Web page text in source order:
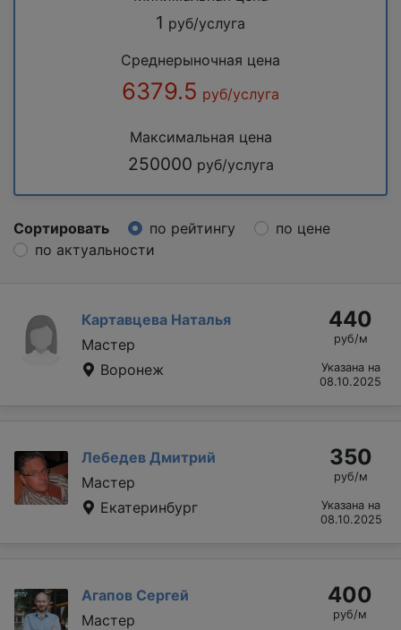
1 руб/услуга
Среднерыночная цена
6379.5 руб/услуга
Максимальная цена
250000 руб/услуга
Сортировать по рейтингу
по цене
по актуальности
Картавцева Наталья
Мастер
Воронеж
440
руб/м
Указана на
08.10.2025
Лебедев Дмитрий
Мастер
Екатеринбург
350
руб/м
Указана на
08.10.2025
Агапов Сергей
Мастер
400
руб/м